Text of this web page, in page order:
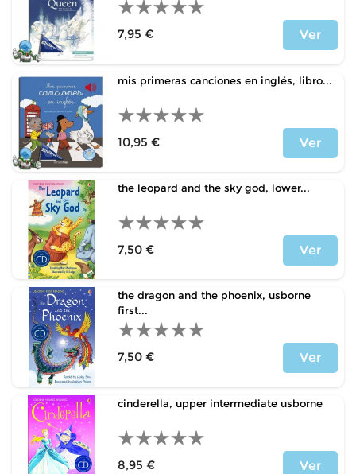
7,95 €
Ver
mis primeras canciones en inglés, libro...
10,95 €
Ver
the leopard and the sky god, lower...
7,50 €
Ver
the dragon and the phoenix, usborne
first...
7,50 €
Ver
cinderella, upper intermediate usborne
8,95 €
Ver